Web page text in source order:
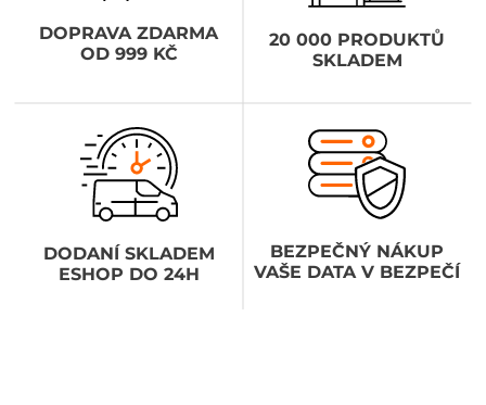
DOPRAVA ZDARMA
OD 999 KČ
20 000 PRODUKTŮ
SKLADEM
DODANÍ SKLADEM
ESHOP DO 24H
BEZPEČNÝ NÁKUP
VAŠE DATA V BEZPEČÍ